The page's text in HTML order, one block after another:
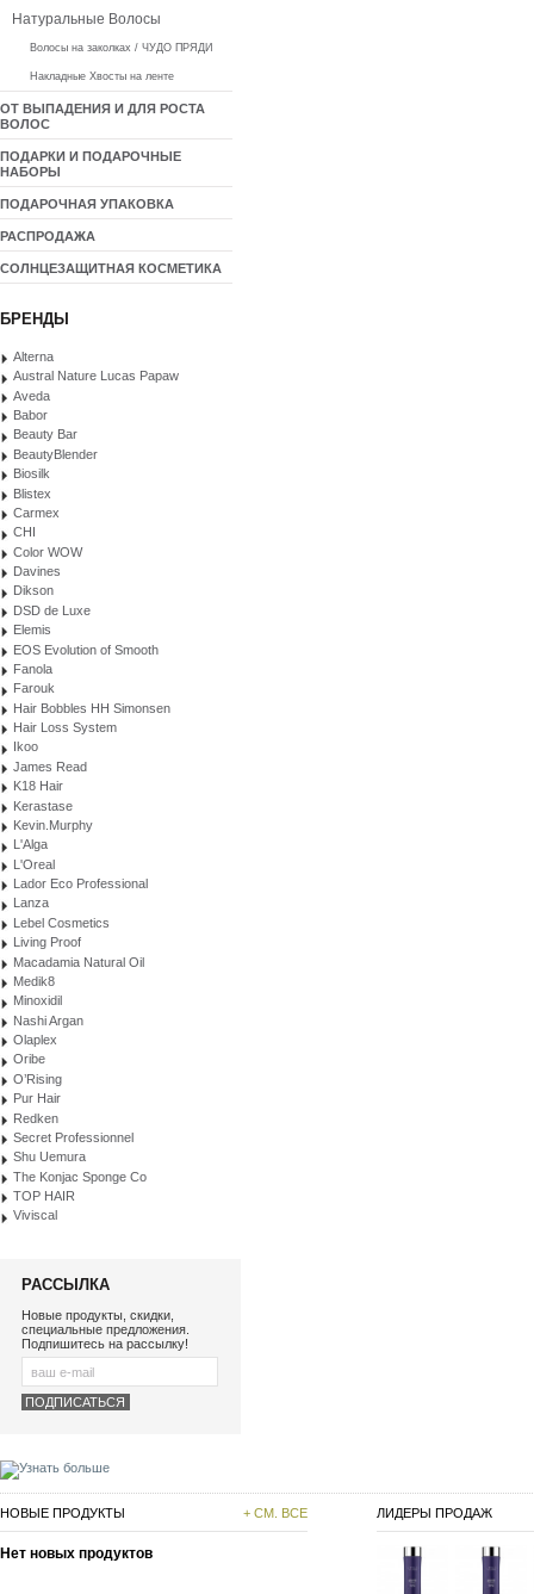
Натуральные Волосы
Волосы на заколках / ЧУДО ПРЯДИ
Накладные Хвосты на ленте
ОТ ВЫПАДЕНИЯ И ДЛЯ РОСТА
ВОЛОС
ПОДАРКИ И ПОДАРОЧНЫЕ
НАБОРЫ
ПОДАРОЧНАЯ УПАКОВКА
РАСПРОДАЖА
СОЛНЦЕЗАЩИТНАЯ КОСМЕТИКА
БРЕНДЫ
Alterna
Austral Nature Lucas Papaw
Aveda
Babor
Beauty Bar
BeautyBlender
Biosilk
Blistex
Carmex
CHI
Color WOW
Davines
Dikson
DSD de Luxe
Elemis
EOS Evolution of Smooth
Fanola
Farouk
Hair Bobbles HH Simonsen
Hair Loss System
Ikoo
James Read
K18 Hair
Kerastase
Kevin.Murphy
L'Alga
L'Oreal
Lador Eco Professional
Lanza
Lebel Cosmetics
Living Proof
Macadamia Natural Oil
Medik8
Minoxidil
Nashi Argan
Olaplex
Oribe
O’Rising
Pur Hair
Redken
Secret Professionnel
Shu Uemura
The Konjac Sponge Co
TOP HAIR
Viviscal
РАССЫЛКА
Новые продукты, скидки,
специальные предложения.
Подпишитесь на рассылку!
НОВЫЕ ПРОДУКТЫ + СМ. ВСЕ
Нет новых продуктов
ЛИДЕРЫ ПРОДАЖ